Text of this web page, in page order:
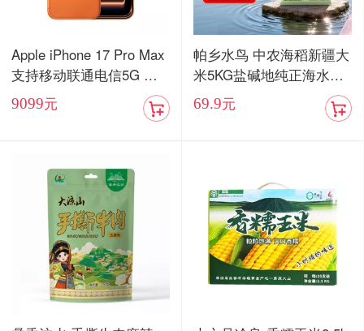
Apple iPhone 17 Pro Max
支持移动联通电信5G 双
卡双待手机【现货发售】
9099元
帕乡水鸟 中农海稻新疆大
米5KG盐碱地纯正海水稻
当季新米
69.9元